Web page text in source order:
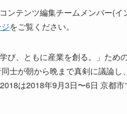
ンテンツ編集チームメンバー(
をご覧ください。
び、ともに産業を創る。」た
士が朝から晩まで真剣に議論
は2018年9月3日〜6日 京都